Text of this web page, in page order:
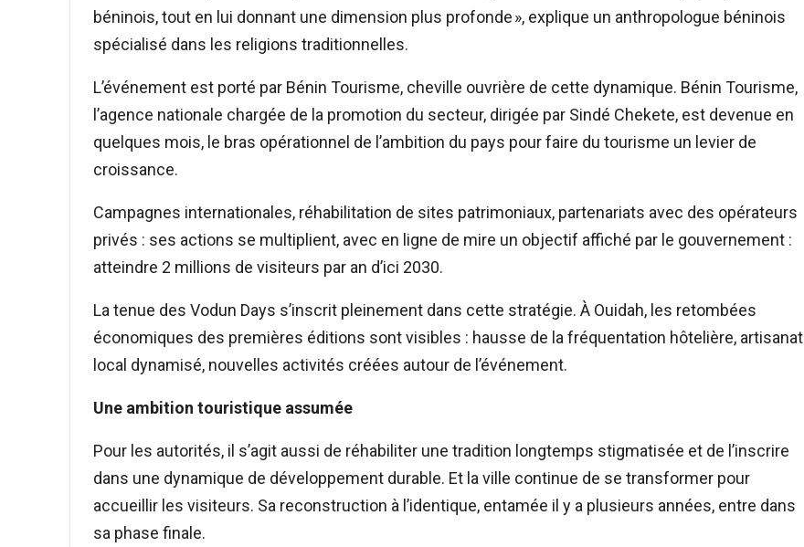
béninois, tout en lui donnant une dimension plus profonde », explique un anthropologue béninois
spécialisé dans les religions traditionnelles.
L’événement est porté par Bénin Tourisme, cheville ouvrière de cette dynamique. Bénin Tourisme,
l’agence nationale chargée de la promotion du secteur, dirigée par Sindé Chekete, est devenue en
quelques mois, le bras opérationnel de l’ambition du pays pour faire du tourisme un levier de
croissance.
Campagnes internationales, réhabilitation de sites patrimoniaux, partenariats avec des opérateurs
privés : ses actions se multiplient, avec en ligne de mire un objectif affiché par le gouvernement :
atteindre 2 millions de visiteurs par an d’ici 2030.
La tenue des Vodun Days s’inscrit pleinement dans cette stratégie. À Ouidah, les retombées
économiques des premières éditions sont visibles : hausse de la fréquentation hôtelière, artisanat
local dynamisé, nouvelles activités créées autour de l’événement.
Une ambition touristique assumée
Pour les autorités, il s’agit aussi de réhabiliter une tradition longtemps stigmatisée et de l’inscrire
dans une dynamique de développement durable. Et la ville continue de se transformer pour
accueillir les visiteurs. Sa reconstruction à l’identique, entamée il y a plusieurs années, entre dans
sa phase finale.